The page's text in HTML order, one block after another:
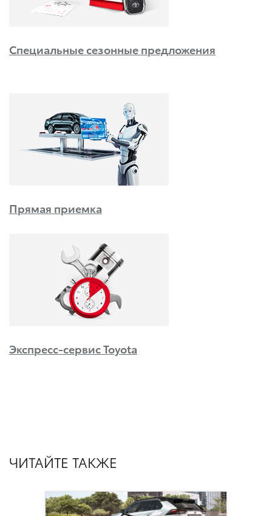
Специальные сезонные предложения
Прямая приемка
Экспресс-сервис Toyota
ЧИТАЙТЕ ТАКЖЕ